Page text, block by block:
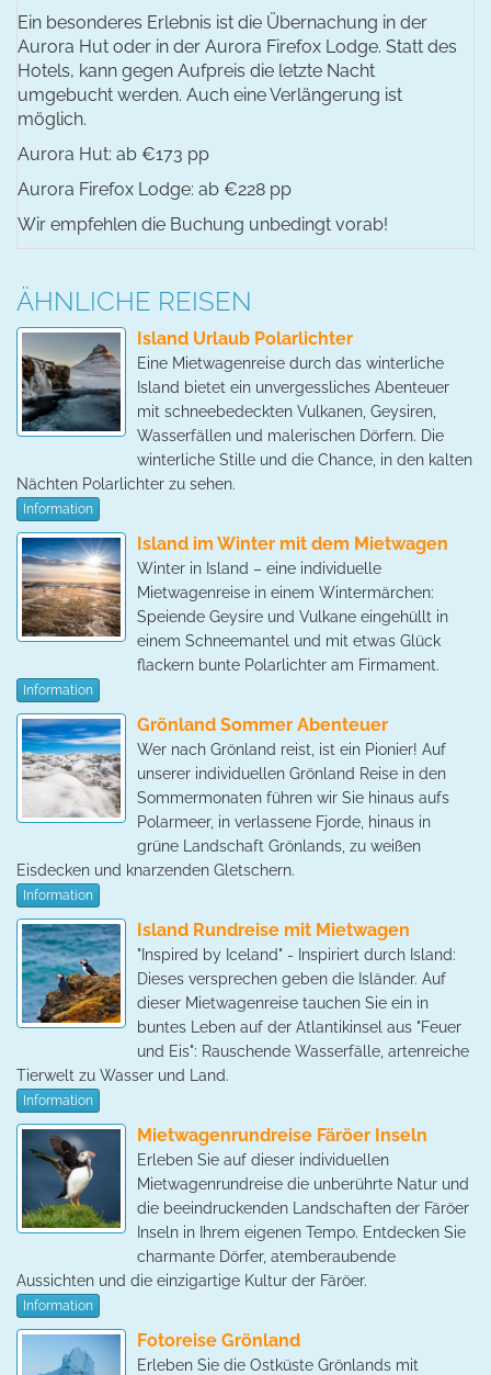
Ein besonderes Erlebnis ist die Übernachung in der
Aurora Hut oder in der Aurora Firefox Lodge. Statt des
Hotels, kann gegen Aufpreis die letzte Nacht
umgebucht werden. Auch eine Verlängerung ist
möglich.
Aurora Hut: ab €173 pp
Aurora Firefox Lodge: ab €228 pp
Wir empfehlen die Buchung unbedingt vorab!
ÄHNLICHE REISEN
Island Urlaub Polarlichter
Eine Mietwagenreise durch das winterliche
Island bietet ein unvergessliches Abenteuer
mit schneebedeckten Vulkanen, Geysiren,
Wasserfällen und malerischen Dörfern. Die
winterliche Stille und die Chance, in den kalten
Nächten Polarlichter zu sehen.
Information
Island im Winter mit dem Mietwagen
Winter in Island – eine individuelle
Mietwagenreise in einem Wintermärchen:
Speiende Geysire und Vulkane eingehüllt in
einem Schneemantel und mit etwas Glück
flackern bunte Polarlichter am Firmament.
Information
Grönland Sommer Abenteuer
Wer nach Grönland reist, ist ein Pionier! Auf
unserer individuellen Grönland Reise in den
Sommermonaten führen wir Sie hinaus aufs
Polarmeer, in verlassene Fjorde, hinaus in
grüne Landschaft Grönlands, zu weißen
Eisdecken und knarzenden Gletschern.
Information
Island Rundreise mit Mietwagen
"Inspired by Iceland" - Inspiriert durch Island:
Dieses versprechen geben die Isländer. Auf
dieser Mietwagenreise tauchen Sie ein in
buntes Leben auf der Atlantikinsel aus "Feuer
und Eis": Rauschende Wasserfälle, artenreiche
Tierwelt zu Wasser und Land.
Information
Mietwagenrundreise Färöer Inseln
Erleben Sie auf dieser individuellen
Mietwagenrundreise die unberührte Natur und
die beeindruckenden Landschaften der Färöer
Inseln in Ihrem eigenen Tempo. Entdecken Sie
charmante Dörfer, atemberaubende
Aussichten und die einzigartige Kultur der Färöer.
Information
Fotoreise Grönland
Erleben Sie die Ostküste Grönlands mit